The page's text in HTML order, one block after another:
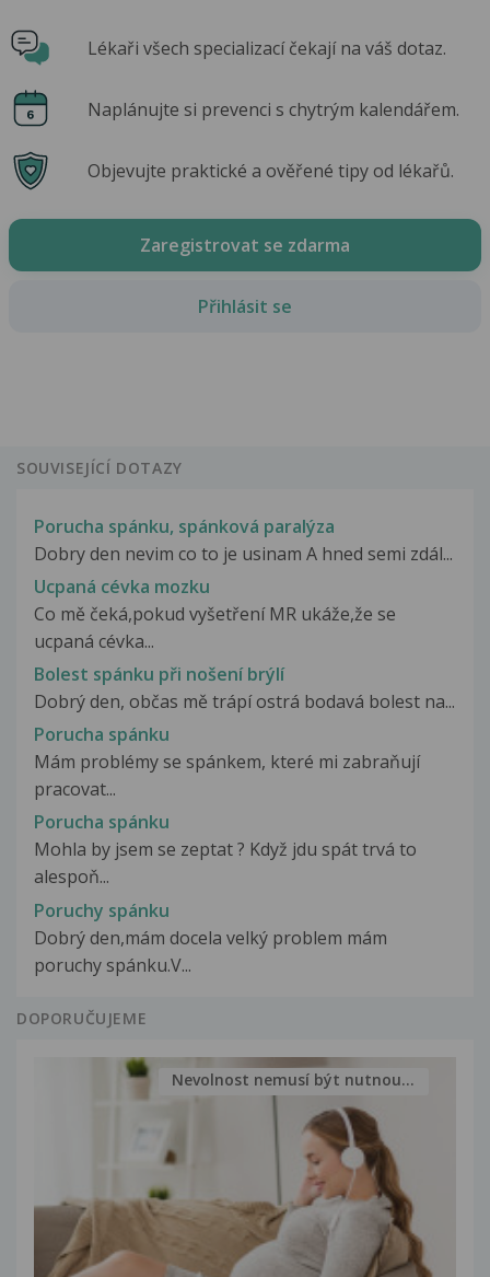
Lékaři všech specializací čekají na váš dotaz.
Naplánujte si prevenci s chytrým kalendářem.
Objevujte praktické a ověřené tipy od lékařů.
Zaregistrovat se zdarma
Přihlásit se
SOUVISEJÍCÍ DOTAZY
Porucha spánku, spánková paralýza
Dobry den nevim co to je usinam A hned semi zdál...
Ucpaná cévka mozku
Co mě čeká,pokud vyšetření MR ukáže,že se
ucpaná cévka...
Bolest spánku při nošení brýlí
Dobrý den, občas mě trápí ostrá bodavá bolest na...
Porucha spánku
Mám problémy se spánkem, které mi zabraňují
pracovat...
Porucha spánku
Mohla by jsem se zeptat ? Když jdu spát trvá to
alespoň...
Poruchy spánku
Dobrý den,mám docela velký problem mám
poruchy spánku.V...
DOPORUČUJEME
Nevolnost nemusí být nutnou...